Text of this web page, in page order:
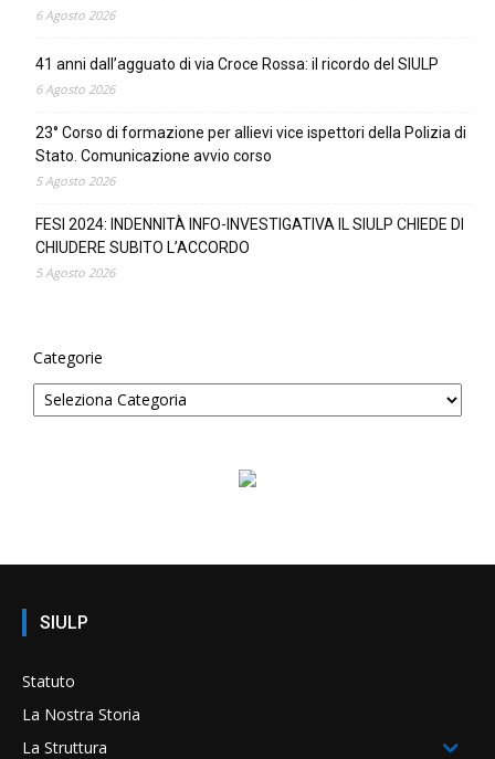
6 Agosto 2026
41 anni dall’agguato di via Croce Rossa: il ricordo del SIULP
6 Agosto 2026
23° Corso di formazione per allievi vice ispettori della Polizia di
Stato. Comunicazione avvio corso
5 Agosto 2026
FESI 2024: INDENNITÀ INFO-INVESTIGATIVA IL SIULP CHIEDE DI
CHIUDERE SUBITO L’ACCORDO
5 Agosto 2026
Categorie
SIULP
Statuto
La Nostra Storia
La Struttura